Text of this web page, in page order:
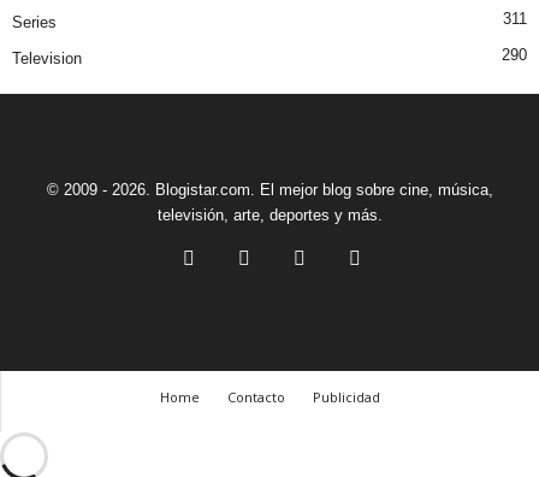
Series 311
Television 290
© 2009 - 2026. Blogistar.com. El mejor blog sobre cine, música,
televisión, arte, deportes y más.
Home Contacto Publicidad